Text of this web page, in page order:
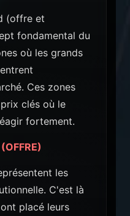
(offre et
fondamental du
où les grands
Ces zones
clés où le
fortement.
les
C'est là
placé leurs